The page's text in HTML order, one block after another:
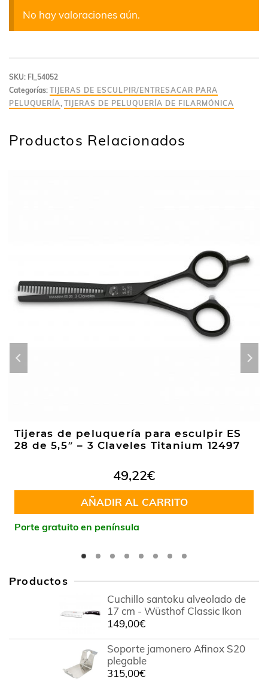
No hay valoraciones aún.
SKU: FI_54052
Categorías: TIJERAS DE ESCULPIR/ENTRESACAR PARA
PELUQUERÍA, TIJERAS DE PELUQUERÍA DE FILARMÓNICA
Productos Relacionados
Tijeras de peluquería para esculpir ES
28 de 5,5″ – 3 Claveles Titanium 12497
49,22€
AÑADIR AL CARRITO
Porte gratuito en península
Productos
Cuchillo santoku alveolado de
17 cm - Wüsthof Classic Ikon
149,00€
Soporte jamonero Afinox S20
plegable
315,00€